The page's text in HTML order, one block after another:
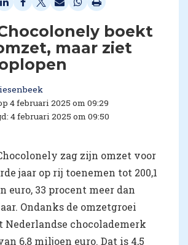
boekt
maar ziet
4 februari 2025 om 09:29
4 februari 2025 om 09:50
zag zijn omzet voor
jaar op rij toenemen tot 200,1
euro, 33 procent meer dan
Ondanks de omzetgroei
Nederlandse chocolademerk
6,8 miljoen euro. Dat is 4,5